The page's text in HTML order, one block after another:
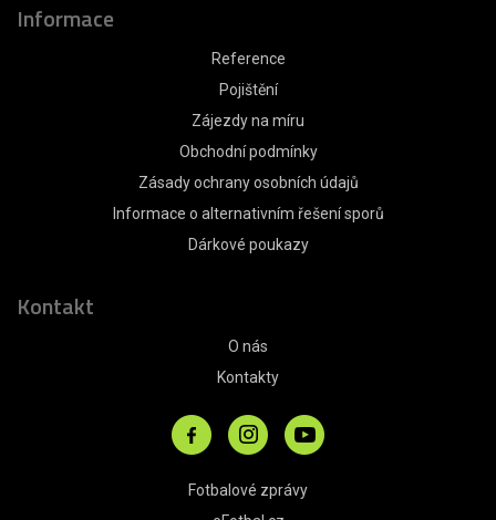
Informace
Reference
Pojištění
Zájezdy na míru
Obchodní podmínky
Zásady ochrany osobních údajů
Informace o alternativním řešení sporů
Dárkové poukazy
Kontakt
O nás
Kontakty
Fotbalové zprávy